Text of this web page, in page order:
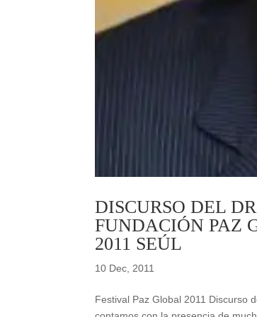
DISCURSO DEL
FUNDACIÓN PAZ
2011 SEÚL
10 Dec, 2011
Festival Paz Global 2011 Discurso